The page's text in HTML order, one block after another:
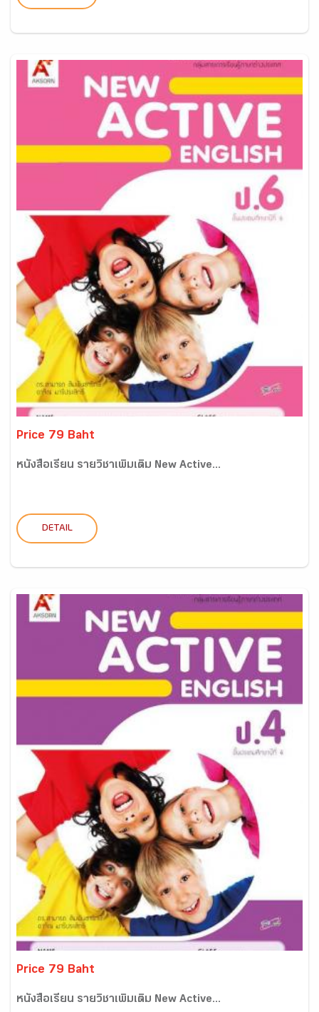
Price 79 Baht
หนังสือเรียน รายวิชาเพิ่มเติม New Active...
DETAIL
Price 79 Baht
หนังสือเรียน รายวิชาเพิ่มเติม New Active...